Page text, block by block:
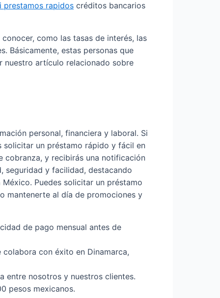
prestamos rapidos créditos bancarios
como las tasas de interés, las
Básicamente, estas personas que
nuestro artículo relacionado sobre
personal, financiera y laboral. Si
solicitar un préstamo rápido y fácil en
cobranza, y recibirás una notificación
seguridad y facilidad, destacando
Puedes solicitar un préstamo
mantenerte al día de promociones y
de pago mensual antes de
colabora con éxito en Dinamarca,
entre nosotros y nuestros clientes.
pesos mexicanos.